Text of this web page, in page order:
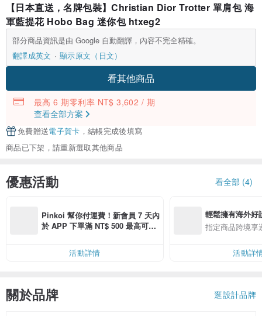
【日本直送，名牌包裝】Christian Dior Trotter 單肩包 海
軍藍提花 Hobo Bag 迷你包 htxeg2
部分商品資訊是由 Google 自動翻譯，內容不完全精確。
翻譯成英文
顯示原文（日文）
看其他商品
最高 6 期零利率 NT$ 3,602 / 期
查看全部方案
免費贈送電子賀卡 ，結帳完成後填寫
商品已下架，請重新選取其他商品
優惠活動 看全部 (4)
Pinkoi 幫你付運費！新會員 7 天內
於 APP 下單滿 NT$ 500 最高可折
活動詳情
輕鬆擁有海外好
指定商品跨境享
活動詳
關於品牌 逛設計品牌